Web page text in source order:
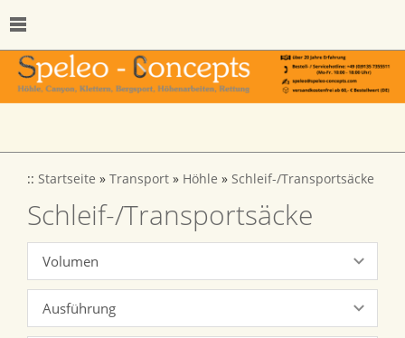
:: Startseite » Transport » Höhle » Schleif-/Transportsäcke
Schleif-/Transportsäcke
Volumen
Ausführung